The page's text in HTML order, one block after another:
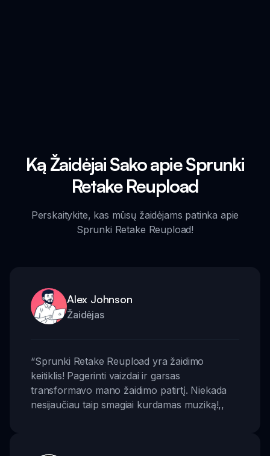
Ką Žaidėjai Sako apie Sprunki
Retake Reupload
Perskaitykite, kas mūsų žaidėjams patinka apie
Sprunki Retake Reupload!
Alex Johnson
Žaidėjas
“Sprunki Retake Reupload yra žaidimo
keitiklis! Pagerinti vaizdai ir garsas
transformavo mano žaidimo patirtį. Niekada
nesijaučiau taip smagiai kurdamas muziką!,,